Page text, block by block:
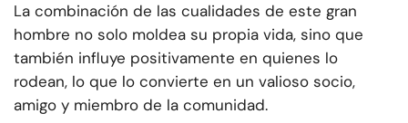
La combinación de las cualidades de este gran
hombre no solo moldea su propia vida, sino que
también influye positivamente en quienes lo
rodean, lo que lo convierte en un valioso socio,
amigo y miembro de la comunidad.